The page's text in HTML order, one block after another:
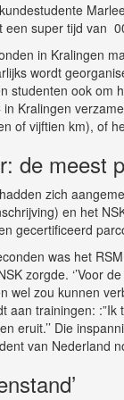
een super tijd van
in Kralingen
wordt
studenten ook om
in Kralingen
of vijftien km), of
de meest
zich
en het
gecertificeerd
was het
zorgde. ‘’Voor
wel zou kunnen
aan trainingen:
eruit.’’ Die
van Nederland